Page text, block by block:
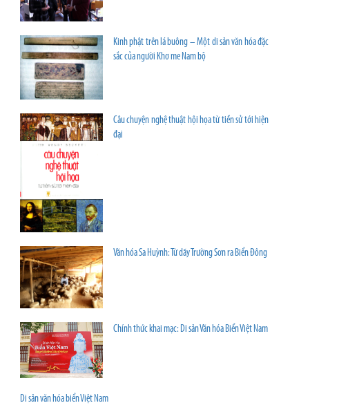
Kinh phật trên lá buông – Một di sản văn hóa đặc
sắc của người Khơ me Nam bộ
Câu chuyện nghệ thuật hội họa từ tiền sử tới hiện
đại
Văn hóa Sa Huỳnh: Từ dãy Trường Sơn ra Biển Đông
Chính thức khai mạc: Di sản Văn hóa Biển Việt Nam
Di sản văn hóa biển Việt Nam